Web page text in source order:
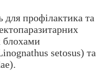
профілактика та
блохами
setosus) та